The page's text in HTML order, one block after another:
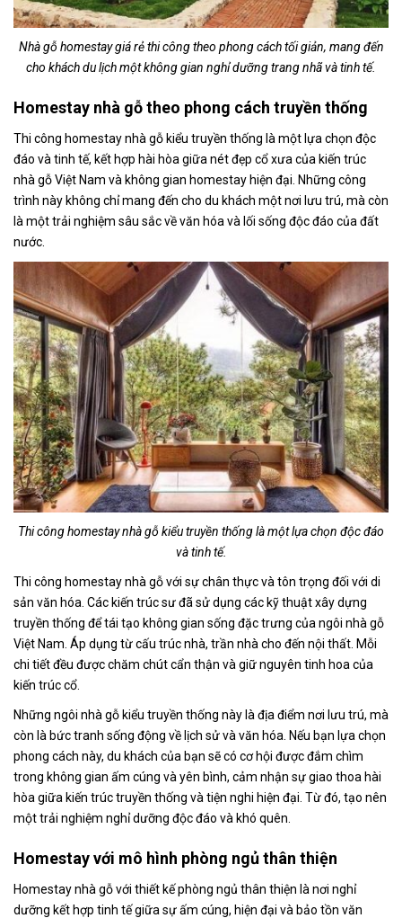
Nhà gỗ homestay giá rẻthi công theo phong cách tối giản, mang đến
cho khách du lịch một không gian nghỉ dưỡng trang nhã và tinh tế.
Homestay nhà gỗ theo phong cách truyền thống
Thi công homestay nhà gỗ kiểu truyền thống là một lựa chọn độc
đáo và tinh tế, kết hợp hài hòa giữa nét đẹp cổ xưa của kiến trúc
nhà gỗ Việt Nam và không gian homestay hiện đại. Những công
trình này không chỉ mang đến cho du khách một nơi lưu trú, mà còn
là một trải nghiệm sâu sắc về văn hóa và lối sống độc đáo của đất
nước.
Thi công homestay nhà gỗ kiểu truyền thống là một lựa chọn độc đáo
và tinh tế.
Thi công homestay nhà gỗ với sự chân thực và tôn trọng đối với di
sản văn hóa. Các kiến trúc sư đã sử dụng các kỹ thuật xây dựng
truyền thống để tái tạo không gian sống đặc trưng của ngôi nhà gỗ
Việt Nam. Áp dụng từ cấu trúc nhà, trần nhà cho đến nội thất. Mỗi
chi tiết đều được chăm chút cẩn thận và giữ nguyên tinh hoa của
kiến trúc cổ.
Những ngôi nhà gỗ kiểu truyền thống này là địa điểm nơi lưu trú, mà
còn là bức tranh sống động về lịch sử và văn hóa. Nếu bạn lựa chọn
phong cách này, du khách của bạn sẽ có cơ hội được đắm chìm
trong không gian ấm cúng và yên bình, cảm nhận sự giao thoa hài
hòa giữa kiến trúc truyền thống và tiện nghi hiện đại. Từ đó, tạo nên
một trải nghiệm nghỉ dưỡng độc đáo và khó quên.
Homestay với mô hình phòng ngủ thân thiện
Homestay nhà gỗ với thiết kế phòng ngủ thân thiện là nơi nghỉ
dưỡng kết hợp tinh tế giữa sự ấm cúng, hiện đại và bảo tồn văn